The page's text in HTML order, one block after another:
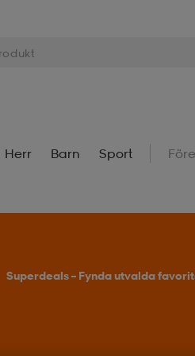
Herr Barn Sport
Superdeals – Fynda utvalda